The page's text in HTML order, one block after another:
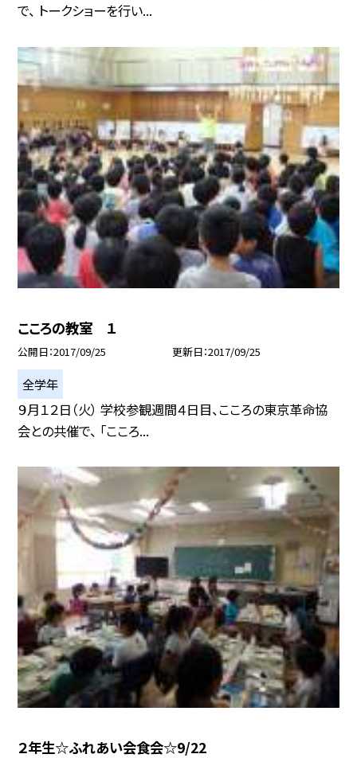
で、 トークショーを行い...
こころの教室 １
公開日 2017/09/25 更新日 2017/09/25
全学年
９月１２日（火） 学校参観週間４日目、こころの東京革命協
会との共催で、 「こころ...
２年生☆ふれあい会食会☆9/22